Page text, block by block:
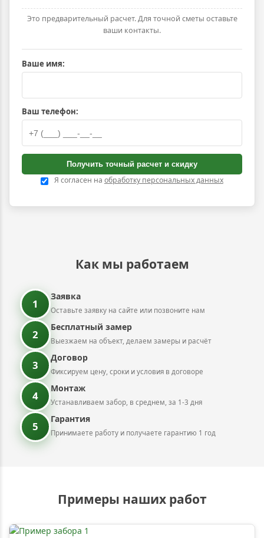
Это предварительный расчет. Для точной сметы оставьте
ваши контакты.
Ваше имя:
Ваш телефон:
Получить точный расчет и скидку
Я согласен на обработку персональных данных
Как мы работаем
1
Заявка
Оставьте заявку на сайте или позвоните нам
2
Бесплатный замер
Выезжаем на объект, делаем замеры и расчёт
3
Договор
Фиксируем цену, сроки и условия в договоре
4
Монтаж
Устанавливаем забор, в среднем, за 1-3 дня
5
Гарантия
Принимаете работу и получаете гарантию 1 год
Примеры наших работ